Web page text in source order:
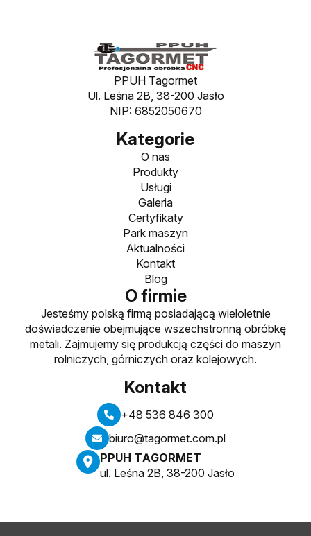
PPUH Tagormet
Ul. Leśna 2B, 38-200 Jasło
NIP: 6852050670
Kategorie
O nas
Produkty
Usługi
Galeria
Certyfikaty
Park maszyn
Aktualności
Kontakt
Blog
O firmie
Jesteśmy polską firmą posiadającą wieloletnie
doświadczenie obejmujące wszechstronną obróbkę
metali. Zajmujemy się produkcją części do maszyn
rolniczych, górniczych oraz kolejowych.
Kontakt
+48 536 846 300
biuro@tagormet.com.pl
PPUH TAGORMET
ul. Leśna 2B, 38-200 Jasło